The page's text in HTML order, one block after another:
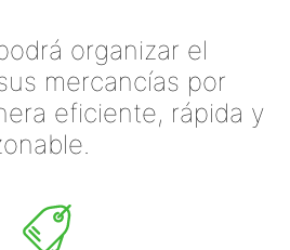
organizar el
mercancías por
eficiente, rápida y